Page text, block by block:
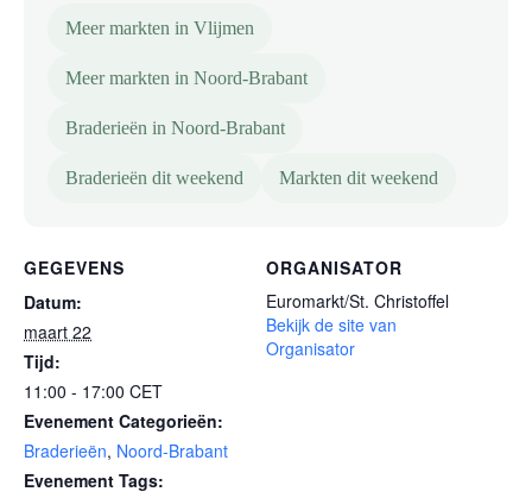
Meer markten in Vlijmen
Meer markten in Noord-Brabant
Braderieën in Noord-Brabant
Braderieën dit weekend Markten dit weekend
GEGEVENS
Datum:
maart 22
Tijd:
11:00 - 17:00 CET
Evenement Categorieën:
Braderieën, Noord-Brabant
Evenement Tags:
ORGANISATOR
Euromarkt/St. Christoffel
Bekijk de site van
Organisator